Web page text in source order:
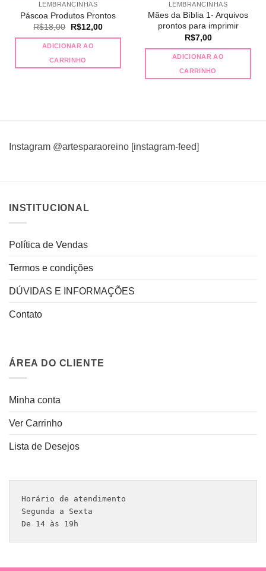
LEMBRANCINHAS
Páscoa Produtos Prontos
R$18,00 O
original
era:
R$18,00.
R$12,00O
ADICIONAR AO
CARRINHO
LEMBRANCINHAS
Mães da Bíblia 1- Arquivos
prontos para imprimir
R$7,00
ADICIONAR AO
CARRINHO
Instagram @artesparaoreino [instagram-feed]
INSTITUCIONAL
Política de Vendas
Termos e condições
DÚVIDAS E INFORMAÇÕES
Contato
ÁREA DO CLIENTE
Minha conta
Ver Carrinho
Lista de Desejos
Horário de atendimento
Segunda a Sexta
De 14 às 19h